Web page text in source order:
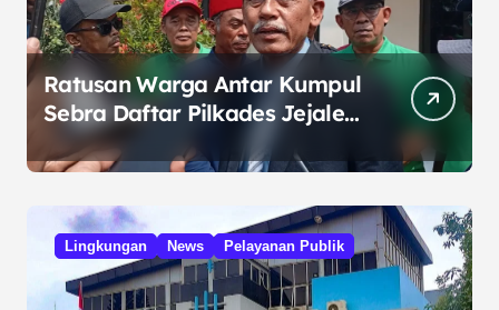
Ratusan Warga Antar Kumpul
Sebra Daftar Pilkades Jejalen
Jaya, Serukan Pemilu Damai
Lingkungan News Pelayanan Publik